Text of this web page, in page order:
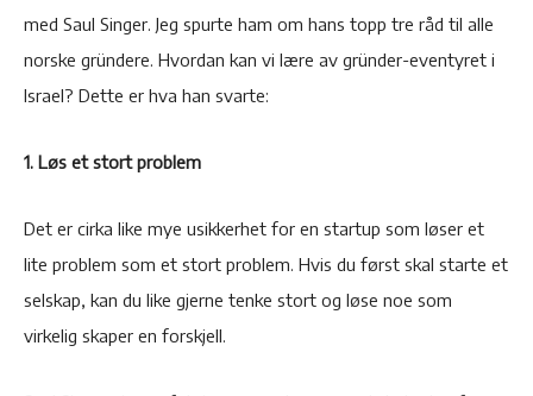
med Saul Singer. Jeg spurte ham om hans topp tre råd til alle
norske gründere. Hvordan kan vi lære av gründer-eventyret i
Israel? Dette er hva han svarte:
1. Løs et stort problem
Det er cirka like mye usikkerhet for en startup som løser et
lite problem som et stort problem. Hvis du først skal starte et
selskap, kan du like gjerne tenke stort og løse noe som
virkelig skaper en forskjell.